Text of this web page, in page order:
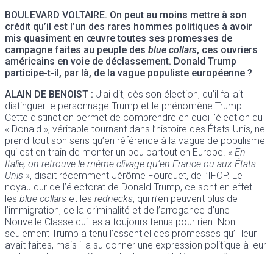
BOULEVARD VOLTAIRE. On peut au moins mettre à son
crédit qu’il est l’un des rares hommes politiques à avoir
mis quasiment en œuvre toutes ses promesses de
campagne faites au peuple des blue collars, ces ouvriers
américains en voie de déclassement. Donald Trump
participe-t-il, par là, de la vague populiste européenne ?
ALAIN DE BENOIST : J’ai dit, dès son élection, qu’il fallait
distinguer le personnage Trump et le phénomène Trump.
Cette distinction permet de comprendre en quoi l’élection du
« Donald », véritable tournant dans l’histoire des États-Unis, ne
prend tout son sens qu’en référence à la vague de populisme
qui est en train de monter un peu partout en Europe. « En
Italie, on retrouve le même clivage qu’en France ou aux États-
Unis », disait récemment Jérôme Fourquet, de l’IFOP. Le
noyau dur de l’électorat de Donald Trump, ce sont en effet
les blue collars et les rednecks, qui n’en peuvent plus de
l’immigration, de la criminalité et de l’arrogance d’une
Nouvelle Classe qui les a toujours tenus pour rien. Non
seulement Trump a tenu l’essentiel des promesses qu’il leur
avait faites, mais il a su donner une expression politique à leur